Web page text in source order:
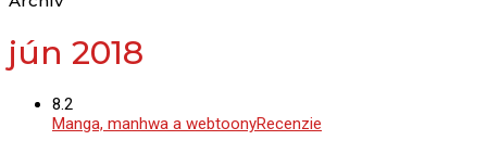
jún 2018
8.2
Manga, manhwa a webtoonyRecenzie